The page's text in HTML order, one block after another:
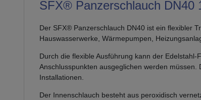
SFX® Panzerschlauch DN40
Der SFX® Panzerschlauch DN40 ist ein flexibler
Hauswasserwerke, Wärmepumpen,
Durch die flexible Ausführung kann der
Anschlusspunkten ausgeglichen werden
Installationen.
Der Innenschlauch besteht aus peroxidisch